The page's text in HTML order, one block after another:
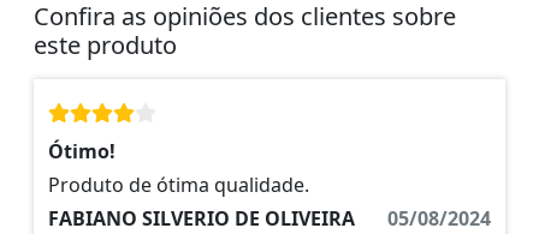
Confira as opiniões dos clientes sobre
este produto
Ótimo!
Produto de ótima qualidade.
FABIANO SILVERIO DE OLIVEIRA
05/08/2024